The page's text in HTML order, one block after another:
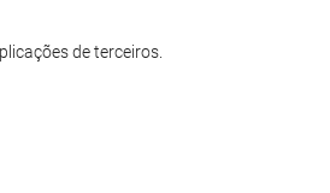
de terceiros.